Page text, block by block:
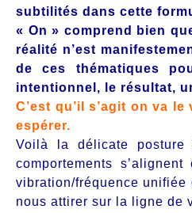
subtilités dans cette
« On » comprend bien
réalité n’est
de ces thématiques
intentionnel, le résultat,
C’est qu’il s’agit on va
espérer.
Voilà la délicate
comportements
vibration/fréquence
nous attirer sur la ligne de